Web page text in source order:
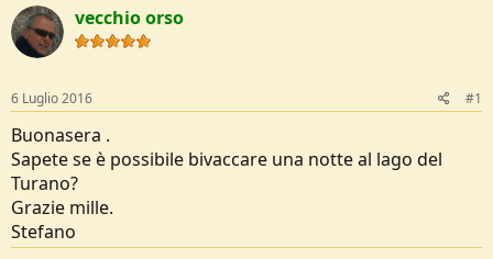
t
o
r
i
s
u
s
s
i
o
d
i
I
z
vecchio orso
6 Luglio 2016 #1
Buonasera .
Sapete se è possibile bivaccare una notte al lago del
Turano?
Grazie mille.
Stefano